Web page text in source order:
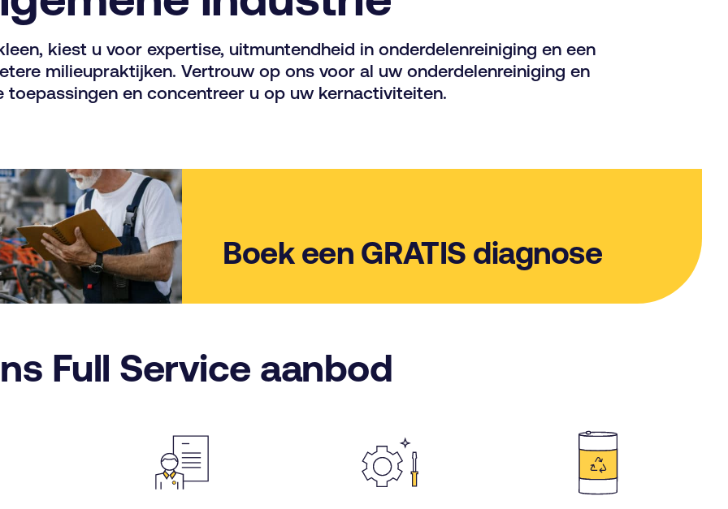
kiest u voor expertise, uitmuntendheid in onderdelenreiniging en een
milieupraktijken. Vertrouw op ons voor al uw onderdelenreiniging en
toepassingen en concentreer u op uw kernactiviteiten.
Boek een GRATIS diagnose
Full Service aanbod